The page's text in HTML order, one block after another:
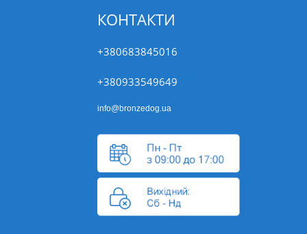
КОНТАКТИ
+380683845016
+380933549649
info@bronzedog.ua